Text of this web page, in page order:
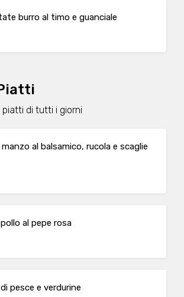
burro al timo e guanciale
piatti di tutti i giorni
al balsamico, rucola e scaglie
al pepe rosa
pesce e verdurine